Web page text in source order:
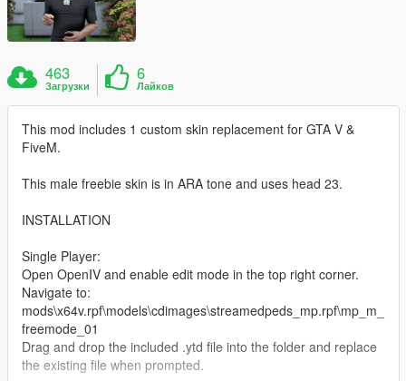
463
Загрузки
6
Лайков
This mod includes 1 custom skin replacement for GTA V &
FiveM.
This male freebie skin is in ARA tone and uses head 23.
INSTALLATION
Single Player:
Open OpenIV and enable edit mode in the top right corner.
Navigate to:
mods\x64v.rpf\models\cdimages\streamedpeds_mp.rpf\mp_m_
freemode_01
Drag and drop the included .ytd file into the folder and replace
the existing file when prompted.